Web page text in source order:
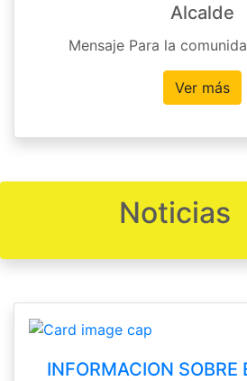
Alcalde
Mensaje Para la
Ver más
Noticias
INFORMACION SOBRE